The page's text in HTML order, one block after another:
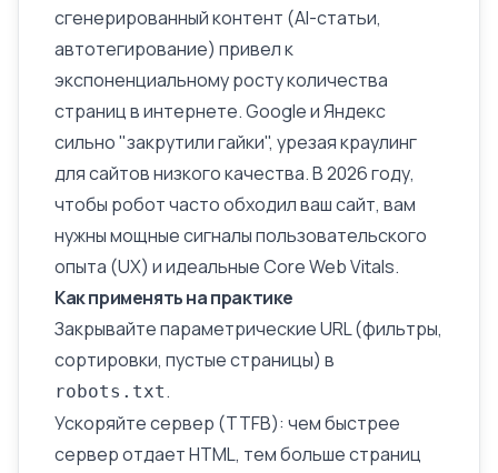
сгенерированный контент (AI-статьи,
автотегирование) привел к
экспоненциальному росту количества
страниц в интернете. Google и Яндекс
сильно "закрутили гайки", урезая краулинг
для сайтов низкого качества. В 2026 году,
чтобы робот часто обходил ваш сайт, вам
нужны мощные сигналы пользовательского
опыта (UX) и идеальныеCore Web Vitals.
Как применять на практике
Закрывайте параметрические URL (фильтры,
сортировки, пустые страницы) в
robots.txt.
Ускоряйте сервер (TTFB): чем быстрее
сервер отдает HTML, тем больше страниц